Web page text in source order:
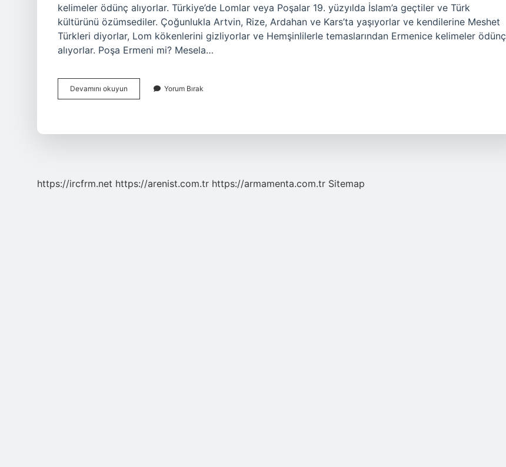
kelimeler ödünç alıyorlar. Türkiye’de Lomlar veya Poşalar 19. yüzyılda İslam’a geçtiler ve Türk
kültürünü özümsediler. Çoğunlukla Artvin, Rize, Ardahan ve Kars’ta yaşıyorlar ve kendilerine Meshet
Türkleri diyorlar, Lom kökenlerini gizliyorlar ve Hemşinlilerle temaslarından Ermenice kelimeler ödünç
alıyorlar. Poşa Ermeni mi? Mesela…
Devamını okuyun
Insan
Yorum Bırak
https://ircfrm.net https://arenist.com.tr https://armamenta.com.tr Sitemap